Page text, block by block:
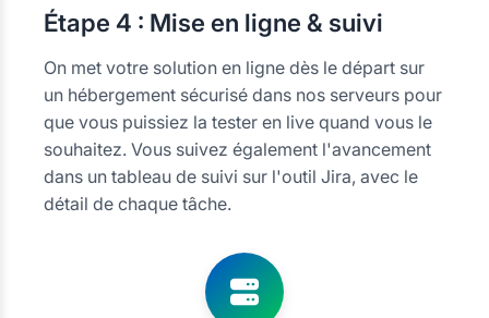
Étape 4 : Mise en ligne & suivi
On met votre solution en ligne dès le départ sur
un hébergement sécurisé dans nos serveurs pour
que vous puissiez la tester en live quand vous le
souhaitez. Vous suivez également l'avancement
dans un tableau de suivi sur l'outil Jira, avec le
détail de chaque tâche.